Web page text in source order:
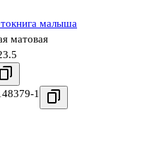
малыша
матовая
1